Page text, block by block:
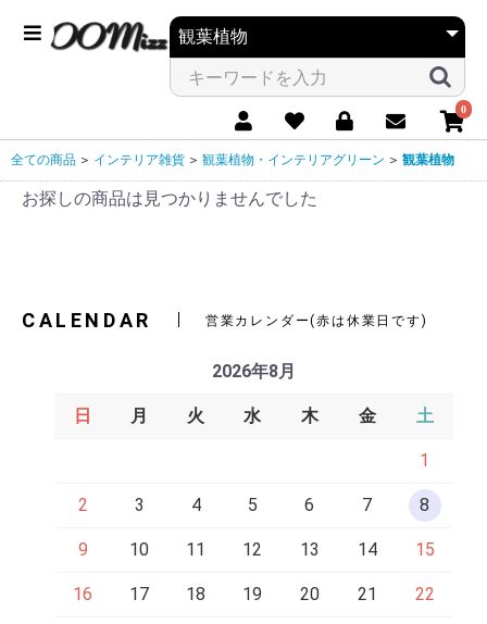
0
全ての商品 ＞ インテリア雑貨 ＞ 観葉植物・インテリアグリーン ＞ 観葉植物
お探しの商品は見つかりませんでした
CALENDAR 営業カレンダー(赤は休業日です)
2026年8月
日 月 火 水 木 金 土
1
2 3 4 5 6 7 8
9 10 11 12 13 14 15
16 17 18 19 20 21 22